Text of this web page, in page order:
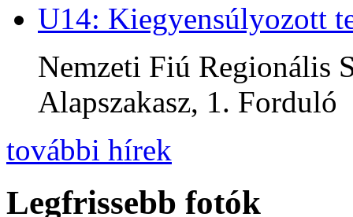
U14: Kiegyensúlyozott
Nemzeti Fiú Regionális
Alapszakasz, 1. Forduló
további hírek
Legfrissebb fotók